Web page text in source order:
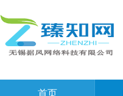
首页